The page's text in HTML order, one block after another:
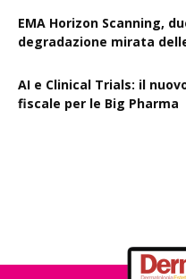
EMA Horizon Scanning,
degradazione mirata
AI e Clinical Trials: il
fiscale per le Big Pharma